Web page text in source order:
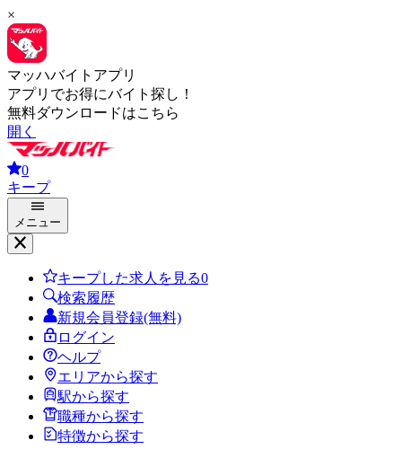
×
マッハバイトアプリ
アプリでお得にバイト探し！
無料ダウンロードはこちら
開く
0
キープ
メニュー
キープした求人を見る0
検索履歴
新規会員登録(無料)
ログイン
ヘルプ
エリアから探す
駅から探す
職種から探す
特徴から探す